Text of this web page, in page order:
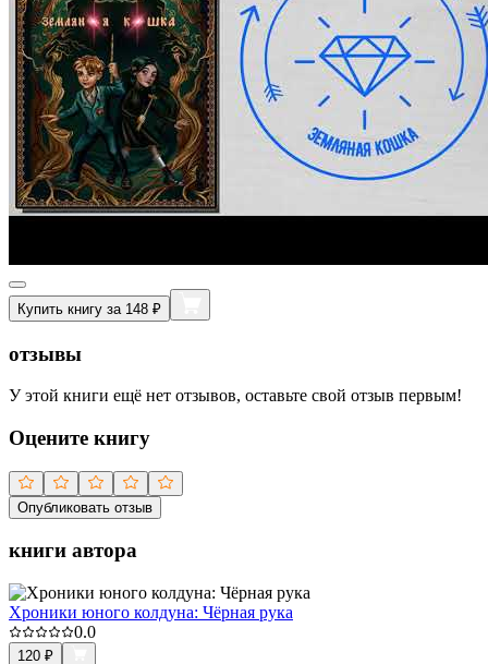
Купить книгу за 148 ₽
отзывы
У этой книги ещё нет отзывов, оставьте свой отзыв первым!
Оцените книгу
Опубликовать отзыв
книги автора
Хроники юного колдуна: Чёрная рука
0.0
120 ₽